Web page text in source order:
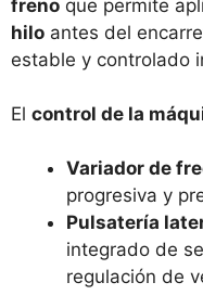
freno que permite
hilo antes del
estable y controlado
El control de la
Variador de
progresiva y
Pulsatería
integrado de
regulación de